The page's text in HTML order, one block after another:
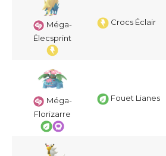
Méga-
Élecsprint
Crocs Éclair
Méga-
Florizarre
Fouet Lianes